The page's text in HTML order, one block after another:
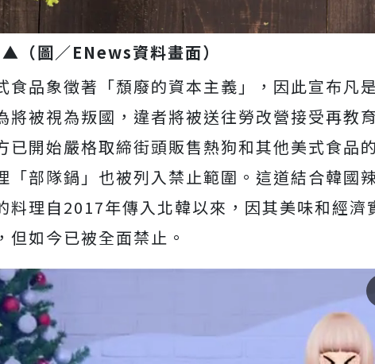
▲ （圖／ENews資料畫面）
食品象徵著「頹廢的資本主義」，因此宣布凡
將被視為叛國，違者將被送往勞改營接受再教
已開始嚴格取締街頭販售熱狗和其他美式食品
「部隊鍋」也被列入禁止範圍。這道結合韓國
料理自2017年傳入北韓以來，因其美味和經濟
如今已被全面禁止。